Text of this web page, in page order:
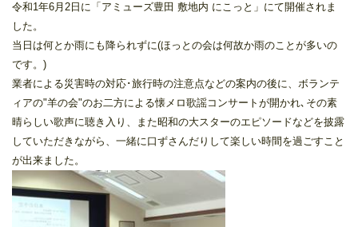
令和1年6月2日に「アミューズ豊田 敷地内 にこっと」にて開催されま
した。
当日は何とか雨にも降られずに(ほっとの会は何故か雨のことが多いの
です。)
業者による災害時の対応･旅行時の注意点などの案内の後に、ボランテ
ィアの"羊の会"のお二方による懐メロ歌謡コンサートが開かれ､その素
晴らしい歌声に聴き入り、また昭和の大スターのエピソードなどを披露
していただきながら、一緒に口ずさんだりして楽しい時間を過ごすこと
が出来ました。